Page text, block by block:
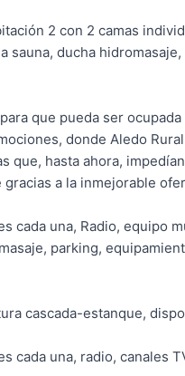
2 con 2 camas
sauna, ducha
que pueda ser
donde Aledo
que, hasta ahora,
a la inmejorable
cada una, Radio, equipo
parking,
cascada-estanque,
cada una, radio, canales